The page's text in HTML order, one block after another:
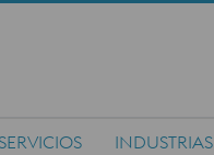
SERVICIOS INDUSTRIAS